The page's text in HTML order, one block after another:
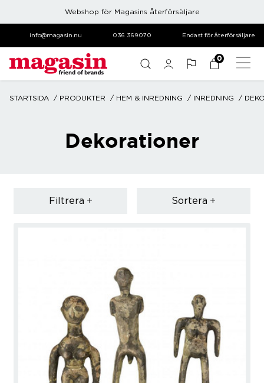
Webshop för Magasins återförsäljare
info@magasin.nu 036 369070 Endast för återförsäljare
0
STARTSIDA PRODUKTER HEM & INREDNING INREDNING
Dekorationer
Filtrera Sortera